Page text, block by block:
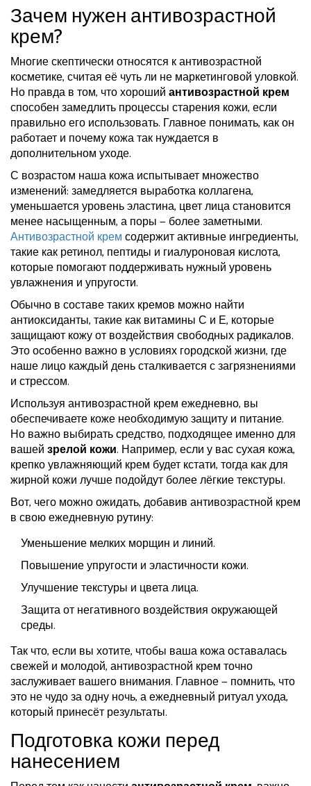
Зачем нужен антивозрастной
крем?
Многие скептически относятся к антивозрастной
косметике, считая её чуть ли не маркетинговой уловкой.
Но правда в том, что хорошийантивозрастной крем
способен замедлить процессы старения кожи, если
правильно его использовать. Главное понимать, как он
работает и почему кожа так нуждается в
дополнительном уходе.
С возрастом наша кожа испытывает множество
изменений: замедляется выработка коллагена,
уменьшается уровень эластина, цвет лица становится
менее насыщенным, а поры — более заметными.
Антивозрастной кремсодержит активные ингредиенты,
такие как ретинол, пептиды и гиалуроновая кислота,
которые помогают поддерживать нужный уровень
увлажнения и упругости.
Обычно в составе таких кремов можно найти
антиоксиданты, такие как витамины С и Е, которые
защищают кожу от воздействия свободных радикалов.
Это особенно важно в условиях городской жизни, где
наше лицо каждый день сталкивается с загрязнениями
и стрессом.
Используя антивозрастной крем ежедневно, вы
обеспечиваете коже необходимую защиту и питание.
Но важно выбирать средство, подходящее именно для
вашейзрелой кожи. Например, если у вас сухая кожа,
крепко увлажняющий крем будет кстати, тогда как для
жирной кожи лучше подойдут более лёгкие текстуры.
Вот, чего можно ожидать, добавив антивозрастной крем
в свою ежедневную рутину:
Уменьшение мелких морщин и линий.
Повышение упругости и эластичности кожи.
Улучшение текстуры и цвета лица.
Защита от негативного воздействия окружающей
среды.
Так что, если вы хотите, чтобы ваша кожа оставалась
свежей и молодой, антивозрастной крем точно
заслуживает вашего внимания. Главное — помнить, что
это не чудо за одну ночь, а ежедневный ритуал ухода,
который принесёт результаты.
Подготовка кожи перед
нанесением